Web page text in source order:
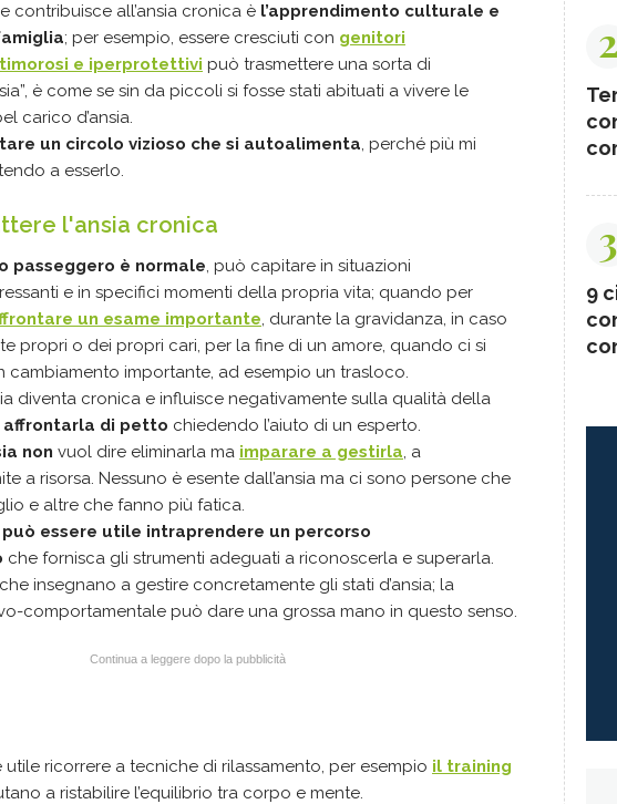
contribuisce all’ansia cronica è l’apprendimento culturale e
; per esempio, essere cresciuti con genitori
e iperprotettivi può trasmettere una sorta di
è come se sin da piccoli si fosse stati abituati a vivere le
carico d’ansia.
un circolo vizioso che si autoalimenta, perché più mi
a esserlo.
l'ansia cronica
passeggero è normale, può capitare in situazioni
e in specifici momenti della propria vita; quando per
un esame importante, durante la gravidanza, in caso
propri o dei propri cari, per la fine di un amore, quando ci si
cambiamento importante, ad esempio un trasloco.
diventa cronica e influisce negativamente sulla qualità della
di petto chiedendo l’aiuto di un esperto.
non vuol dire eliminarla ma imparare a gestirla, a
a risorsa. Nessuno è esente dall’ansia ma ci sono persone che
e altre che fanno più fatica.
può essere utile intraprendere un percorso
che fornisca gli strumenti adeguati a riconoscerla e superarla.
insegnano a gestire concretamente gli stati d’ansia; la
comportamentale può dare una grossa mano in questo senso.
Continua a leggere dopo la pubblicità
utile ricorrere a tecniche di rilassamento, per esempio il training
a ristabilire l’equilibrio tra corpo e mente.
2
3
9